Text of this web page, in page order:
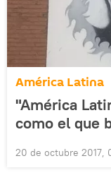
América Latina
"América
como el que
20 de octubre 2017,